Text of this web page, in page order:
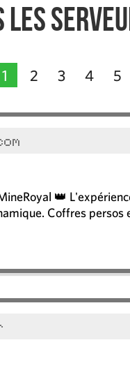
les
1 2 3 4 5
👑
Coffres persos